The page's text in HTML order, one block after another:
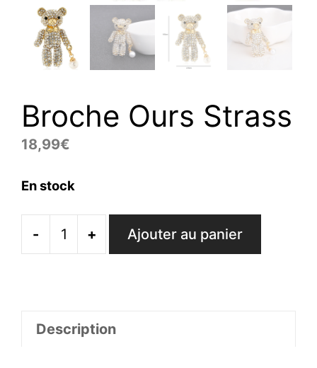
Broche Ours Strass
18,99€
En stock
-
quantité
Strass
+ Ajouter au panier
Description